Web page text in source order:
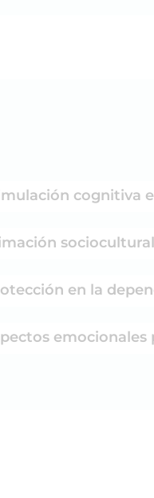
cognitiva
en la
emocionales